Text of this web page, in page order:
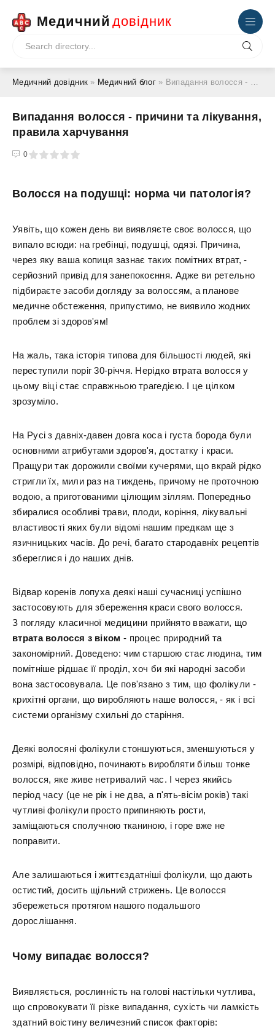
Медичний довідник
Медичний довідник » Медичний блог» Випадання волосся - причини та лікування, правила харчування
Випадання волосся - причини та лікування,
правила харчування
0
5
Волосся на подушці: норма чи патологія?
Уявіть, що кожен день ви виявляєте своє волосся, що
випало всюди: на гребінці, подушці, одязі. Причина,
через яку ваша копиця зазнає таких помітних втрат, -
серйозний привід для занепокоєння. Адже ви ретельно
підбираєте засоби догляду за волоссям, а планове
медичне обстеження, припустимо, не виявило жодних
проблем зі здоров'ям!
На жаль, така історія типова для більшості людей, які
переступили поріг 30-річчя. Нерідко втрата волосся у
цьому віці стає справжньою трагедією. І це цілком
зрозуміло.
На Русі з давніх-давен довга коса і густа борода були
основними атрибутами здоров'я, достатку і краси.
Пращури так дорожили своїми кучерями, що вкрай рідко
стригли їх, мили раз на тиждень, причому не проточною
водою, а приготованими цілющим зіллям. Попередньо
збиралися особливі трави, плоди, коріння, лікувальні
властивості яких були відомі нашим предкам ще з
язичницьких часів. До речі, багато стародавніх рецептів
збереглися і до наших днів.
Відвар коренів лопуха деякі наші сучасниці успішно
застосовують для збереження краси свого волосся.
З погляду класичної медицини прийнято вважати, що
втрата волосся з віком - процес природний та
закономірний. Доведено: чим старшою стає людина, тим
помітніше рідшає її проділ, хоч би які народні засоби
вона застосовувала. Це пов'язано з тим, що фолікули -
крихітні органи, що виробляють наше волосся, - як і всі
системи організму схильні до старіння.
Деякі волосяні фолікули стоншуються, зменшуються у
розмірі, відповідно, починають виробляти більш тонке
волосся, яке живе нетривалий час. І через якийсь
період часу (це не рік і не два, а п'ять-вісім років) такі
чутливі фолікули просто припиняють рости,
заміщаються сполучною тканиною, і горе вже не
поправити.
Але залишаються і життєздатніші фолікули, що дають
остистий, досить щільний стрижень. Це волосся
збережеться протягом нашого подальшого
дорослішання.
Чому випадає волосся?
Виявляється, рослинність на голові настільки чутлива,
що спровокувати її різке випадання, сухість чи ламкість
здатний воістину величезний список факторів: